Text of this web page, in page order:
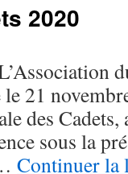
2020
21
des Cadets,
sous la
Continuer la